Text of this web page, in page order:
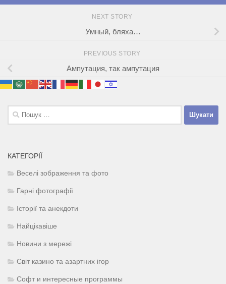
NEXT STORY
Умный, бляха…
PREVIOUS STORY
Ампутация, так ампутация
Пошук:
КАТЕГОРІЇ
Веселі зображення та фото
Гарні фотографії
Історії та анекдоти
Найцікавіше
Новини з мережі
Світ казино та азартних ігор
Софт и интересные программы